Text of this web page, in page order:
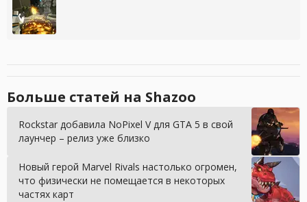
Больше статей на Shazoo
Rockstar добавила NoPixel V для GTA 5 в свой
лаунчер – релиз уже близко
Новый герой Marvel Rivals настолько огромен,
что физически не помещается в некоторых
частях карт